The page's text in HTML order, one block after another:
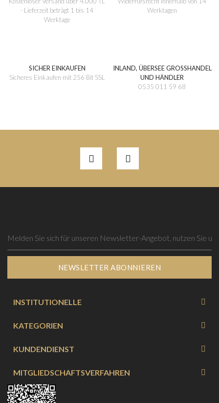
- Lieferzeit beträgt 1 bis 14
Werktage
Werktagen
SICHER EINKAUFEN
Sicheres Einkaufen mit 256 Bit SSL
INLAND, ÜBERSEE GROSSHANDEL
UND HÄNDLER
0535 011 59 68
NEWSLETTER ABONNIEREN
INSTITUTIONELLE
KATEGORIEN
KUNDENDIENST
MITGLIEDSCHAFTSVERFAHREN